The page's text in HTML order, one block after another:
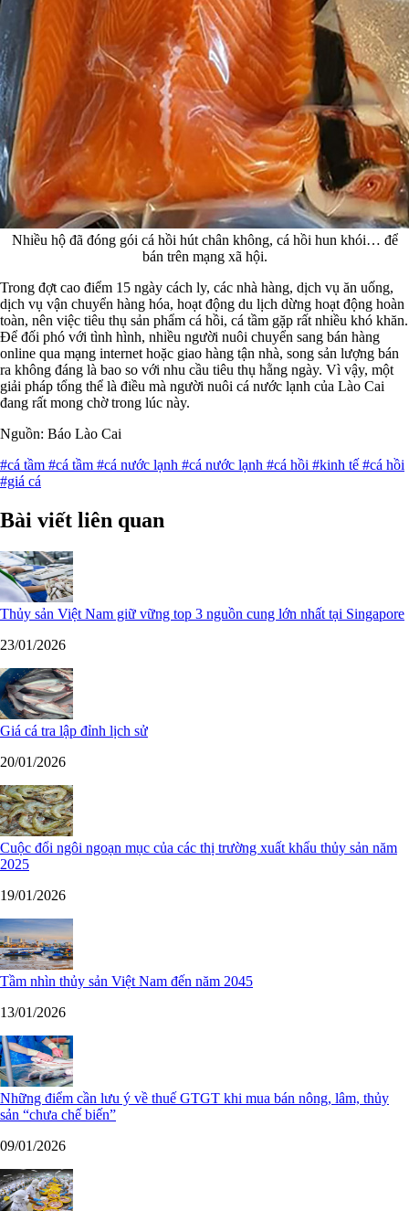
Nhiều hộ đã đóng gói cá hồi hút chân không, cá hồi hun khói… để
bán trên mạng xã hội.
Trong đợt cao điểm 15 ngày cách ly, các nhà hàng, dịch vụ ăn uống,
dịch vụ vận chuyển hàng hóa, hoạt động du lịch dừng hoạt động hoàn
toàn, nên việc tiêu thụ sản phẩm cá hồi, cá tầm gặp rất nhiều khó khăn.
Để đối phó với tình hình, nhiều người nuôi chuyển sang bán hàng
online qua mạng internet hoặc giao hàng tận nhà, song sản lượng bán
ra không đáng là bao so với nhu cầu tiêu thụ hằng ngày. Vì vậy, một
giải pháp tổng thể là điều mà người nuôi cá nước lạnh của Lào Cai
đang rất mong chờ trong lúc này.
Nguồn: Báo Lào Cai
#cá tầm #cá tầm #cá nước lạnh #cá nước lạnh #cá hồi #kinh tế #cá hồi
#giá cá
Bài viết liên quan
Thủy sản Việt Nam giữ vững top 3 nguồn cung lớn nhất tại Singapore
23/01/2026
Giá cá tra lập đỉnh lịch sử
20/01/2026
Cuộc đổi ngôi ngoạn mục của các thị trường xuất khẩu thủy sản năm
2025
19/01/2026
Tầm nhìn thủy sản Việt Nam đến năm 2045
13/01/2026
Những điểm cần lưu ý về thuế GTGT khi mua bán nông, lâm, thủy
sản “chưa chế biến”
09/01/2026